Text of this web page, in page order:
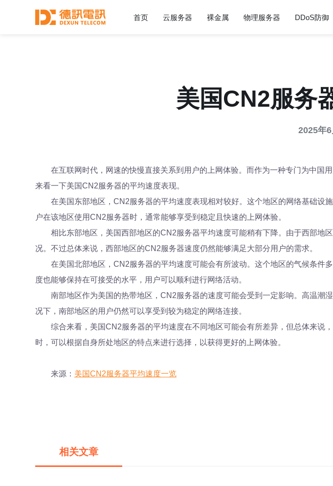
首页 云服务器 裸金属 物理服务器 DDoS防御
美国CN2服务
2025年6
在互联网时代，网速的快慢直接关系到用户的上网体验。而作为一种专门为中国
来看一下美国CN2服务器的平均速度表现。
在美国东部地区，CN2服务器的平均速度表现相对较好。这个地区的网络基础设
户在该地区使用CN2服务器时，通常能够享受到稳定且快速的上网体验。
相比东部地区，美国西部地区的CN2服务器平均速度可能稍有下降。由于西部地
况。不过总体来说，西部地区的CN2服务器速度仍然能够满足大部分用户的需求。
在美国北部地区，CN2服务器的平均速度可能会有所波动。这个地区的气候条件
度也能够保持在可接受的水平，用户可以顺利进行网络活动。
南部地区作为美国的热带地区，CN2服务器的速度可能会受到一定影响。高温潮
况下，南部地区的用户仍然可以享受到较为稳定的网络连接。
综合来看，美国CN2服务器的平均速度在不同地区可能会有所差异，但总体来说
时，可以根据自身所处地区的特点来进行选择，以获得更好的上网体验。
来源： 美国CN2服务器平均速度一览
相关文章